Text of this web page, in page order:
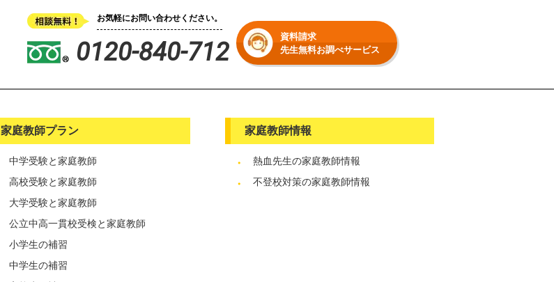
お気軽にお問い合わせください。
0120-840-712
資料請求
先生無料お調べサービス
家庭教師プラン
中学受験と家庭教師
高校受験と家庭教師
大学受験と家庭教師
公立中高一貫校受検と家庭教師
小学生の補習
中学生の補習
家庭教師情報
熱血先生の家庭教師情報
不登校対策の家庭教師情報